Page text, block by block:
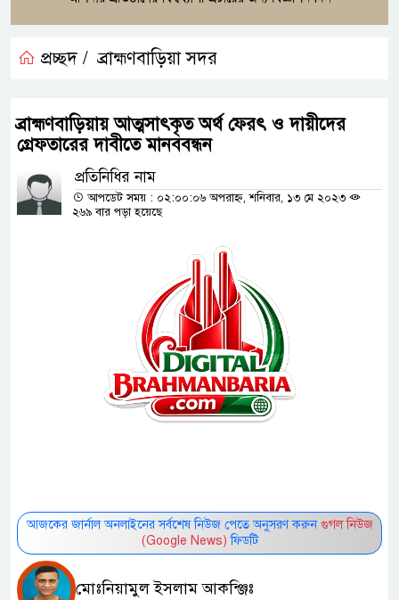
প্রচ্ছদ / ব্রাহ্মণবাড়িয়া সদর
ব্রাহ্মণবাড়িয়ায় আত্মসাৎকৃত অর্থ ফেরৎ ও দায়ীদের
গ্রেফতারের দাবীতে মানববন্ধন
প্রতিনিধির নাম
আপডেট সময় : ০২:০০:০৬ অপরাহ্ন, শনিবার, ১৩ মে ২০২৩
২৬৯ বার পড়া হয়েছে
আজকের জার্নাল অনলাইনের সর্বশেষ নিউজ পেতে অনুসরণ করুন গুগল নিউজ
(Google News) ফিডটি
মোঃনিয়ামুল ইসলাম আকন্ঞ্জিঃ